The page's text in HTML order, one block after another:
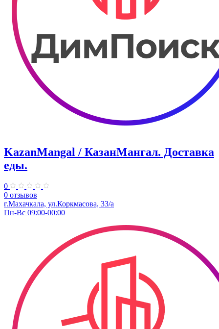
KazanMangal / КазанМангал. Доставка
еды.
0
0 отзывов
г.Махачкала, ул.Коркмасова, 33/а
Пн-Вс 09:00-00:00